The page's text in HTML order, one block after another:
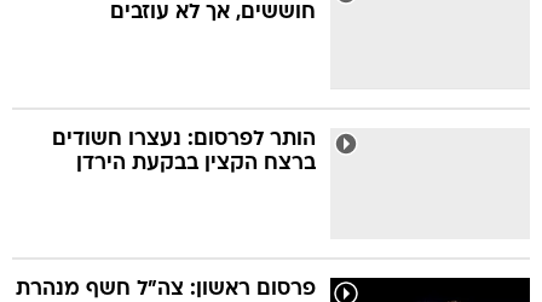
חוששים, אך לא עוזבים
הותר לפרסום: נעצרו חשודים
ברצח הקצין בבקעת הירדן
פרסום ראשון: צה"ל חשף מנהרת